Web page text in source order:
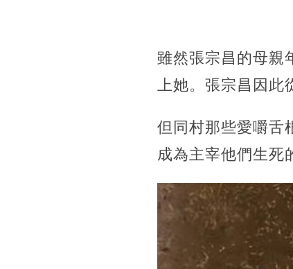
雖然張宗昌的母親
上她。張宗昌因此
但同村那些愛嚼舌
成為主宰他們生死